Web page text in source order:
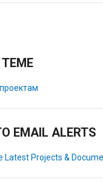
EMAIL ALERTS
Latest Projects &